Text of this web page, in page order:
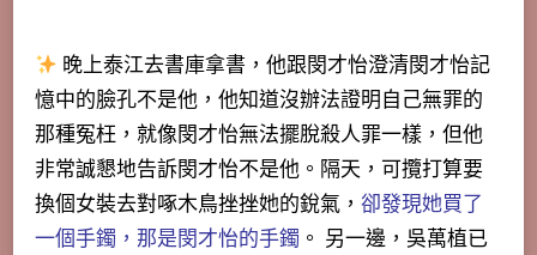
晚上泰江去書庫拿書，他跟閔才怡澄清閔才怡記
憶中的臉孔不是他 ，他知道沒辦法證明自己無罪的
那種冤枉，就像閔才怡無法擺脫殺人罪一樣，但他
非常誠懇地告訴閔才怡不是他。隔天，可攬打算要
換個女裝去對啄木鳥挫挫她的銳氣， 卻發現她買了
一個手鐲，那是閔才怡的手鐲 。 另一邊，吳萬植已